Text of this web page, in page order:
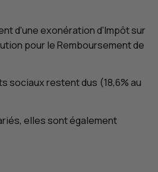
d'une exonération d'Impôt sur
pour le Remboursement de
sociaux restent dus (18,6% au
elles sont également